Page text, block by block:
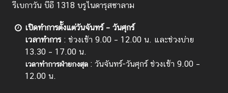
อ
มู
ล
สำ
ห
รีเบกาวัน บีอี 1318 บรูไนดารุสซาลาม
เปิดทำการตั้งแต่วันจันทร์ – วันศุกร์
เวลาทำการ: ช่วงเช้า 9.00 – 12.00 น. และช่วงบ่าย
13.30 – 17.00 น.
เวลาทำการฝ่ายกงสุล : วันจันทร์-วันศุกร์ ช่วงเช้า 9.00 –
12.00 น.